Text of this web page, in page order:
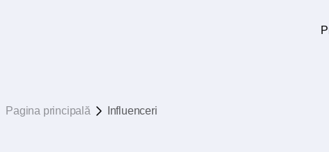
Pagina principală Influenceri